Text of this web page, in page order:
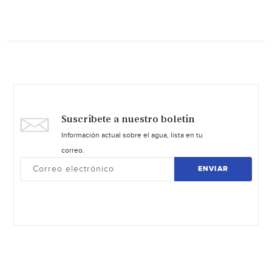
Suscríbete a nuestro boletín
Información actual sobre el agua, lista en tu
correo.
ENVIAR